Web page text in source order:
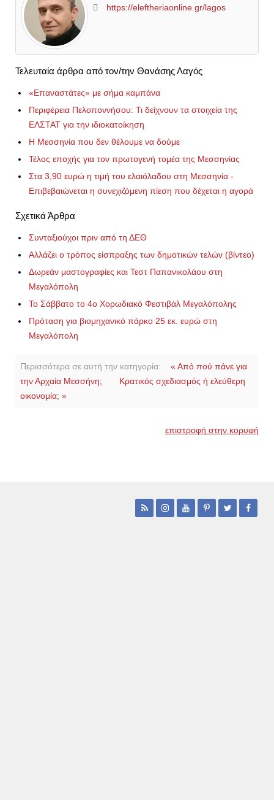
https://eleftheriaonline.gr/lagos
Τελευταία άρθρα από τον/την Θανάσης Λαγός
«Επαναστάτες» με σήμα καμπάνα
Περιφέρεια Πελοποννήσου: Τι δείχνουν τα στοιχεία της
ΕΛΣΤΑΤ για την ιδιοκατοίκηση
Η Μεσσηνία που δεν θέλουμε να δούμε
Τέλος εποχής για τον πρωτογενή τομέα της Μεσσηνίας
Στα 3,90 ευρώ η τιμή του ελαιόλαδου στη Μεσσηνία -
Επιβεβαιώνεται η συνεχιζόμενη πίεση που δέχεται η αγορά
Σχετικά Άρθρα
Συνταξιούχοι πριν από τη ΔΕΘ
Αλλάζει ο τρόπος είσπραξης των δημοτικών τελών (βίντεο)
Δωρεάν μαστογραφίες και Τεστ Παπανικολάου στη
Μεγαλόπολη
Το Σάββατο το 4ο Χορωδιακό Φεστιβάλ Μεγαλόπολης
Πρόταση για βιομηχανικό πάρκο 25 εκ. ευρώ στη
Μεγαλόπολη
Περισσότερα σε αυτή την κατηγορία:
« Από πού πάνε για
την Αρχαία Μεσσήνη;
Κρατικός σχεδιασμός ή ελεύθερη
οικονομία; »
επιστροφή στην κορυφή